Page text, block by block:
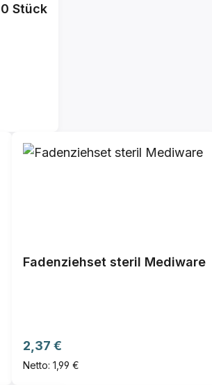
Stück
Fadenziehset steril Mediware
Regulärer Preis:
2,37 €
Netto: 1,99 €